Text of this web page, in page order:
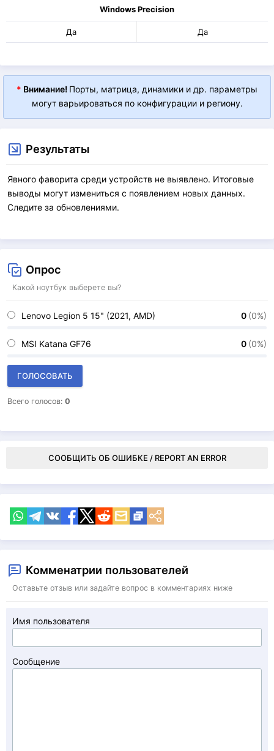
Windows Precision
Да Да
* Внимание! Порты, матрица, динамики и др. параметры
могут варьироваться по конфигурации и региону.
Результаты
Явного фаворита среди устройств не выявлено. Итоговые
выводы могут измениться с появлением новых данных.
Следите за обновлениями.
Опрос
Какой ноутбук выберете вы?
Lenovo Legion 5 15" (2021, AMD) 0 (0%)
MSI Katana GF76 0 (0%)
ГОЛОСОВАТЬ
Всего голосов: 0
СООБЩИТЬ ОБ ОШИБКЕ / REPORT AN ERROR
Комменатрии пользователей
Оставьте отзыв или задайте вопрос в комментариях ниже
Имя пользователя
Сообщение